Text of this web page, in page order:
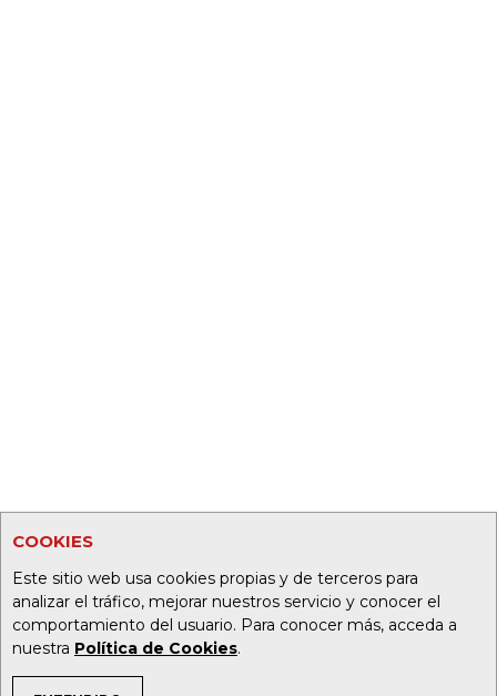
COOKIES
Este sitio web usa cookies propias y de terceros para
analizar el tráfico, mejorar nuestros servicio y conocer el
comportamiento del usuario. Para conocer más, acceda a
nuestra Política de Cookies.